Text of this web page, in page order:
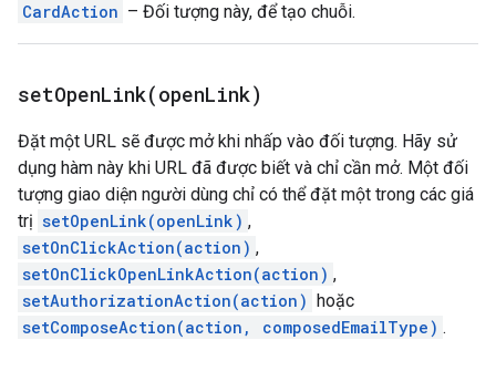
CardAction – Đối tượng này, để tạo chuỗi.
setOpenLink(openLink)
Đặt một URL sẽ được mở khi nhấp vào đối tượng. Hãy sử
dụng hàm này khi URL đã được biết và chỉ cần mở. Một đối
tượng giao diện người dùng chỉ có thể đặt một trong các giá
trị setOpenLink(openLink) ,
setOnClickAction(action) ,
setOnClickOpenLinkAction(action) ,
setAuthorizationAction(action) hoặc
setComposeAction(action, composedEmailType) .